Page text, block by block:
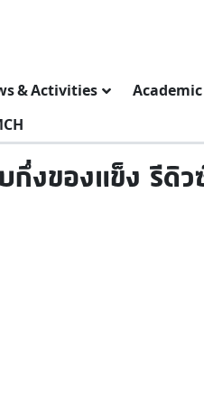
& Activities
กึ่งของแข็ง รีดิ